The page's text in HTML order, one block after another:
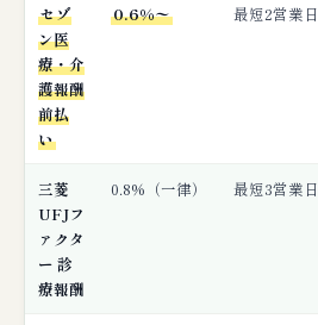
セゾ
ン医
療・介
護報酬
前払
い
0.6%〜 最短2営業日
三菱
UFJフ
ァクタ
ー 診
療報酬
0.8%（一律） 最短3営業日